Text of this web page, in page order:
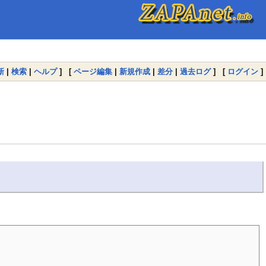
| 検索 | ヘルプ] [ ページ編集 | 新規作成 | 差分 | 過去ログ] [ ログイン ]